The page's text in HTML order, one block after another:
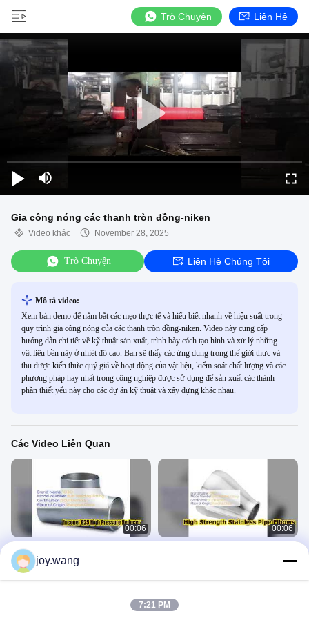
Trò Chuyện Liên Hệ
Gia công nóng các thanh tròn đồng-niken
Video khác November 28, 2025
Trò Chuyện Liên Hệ Chúng Tôi
Mô tả video:
Xem bản demo để nắm bắt các mẹo thực tế và hiểu biết nhanh về hiệu suất trong
quy trình gia công nóng của các thanh tròn đồng-niken. Video này cung cấp
hướng dẫn chi tiết về kỹ thuật sản xuất, trình bày cách tạo hình và xử lý những
vật liệu bền này ở nhiệt độ cao. Bạn sẽ thấy các ứng dụng trong thế giới thực và
thu được kiến ​​thức quý giá về hoạt động của vật liệu, kiểm soát chất lượng và các
phương pháp hay nhất trong công nghiệp được sử dụng để sản xuất các thành
phần thiết yếu này cho các dự án kỹ thuật và xây dựng khác nhau.
Các Video Liên Quan
00:06
Lắp ống áp suất cao giảm tốc lệch
tâm Inconel 625
Phụ Kiện Hàn Mông
00:06
joy.wang
7:21 PM